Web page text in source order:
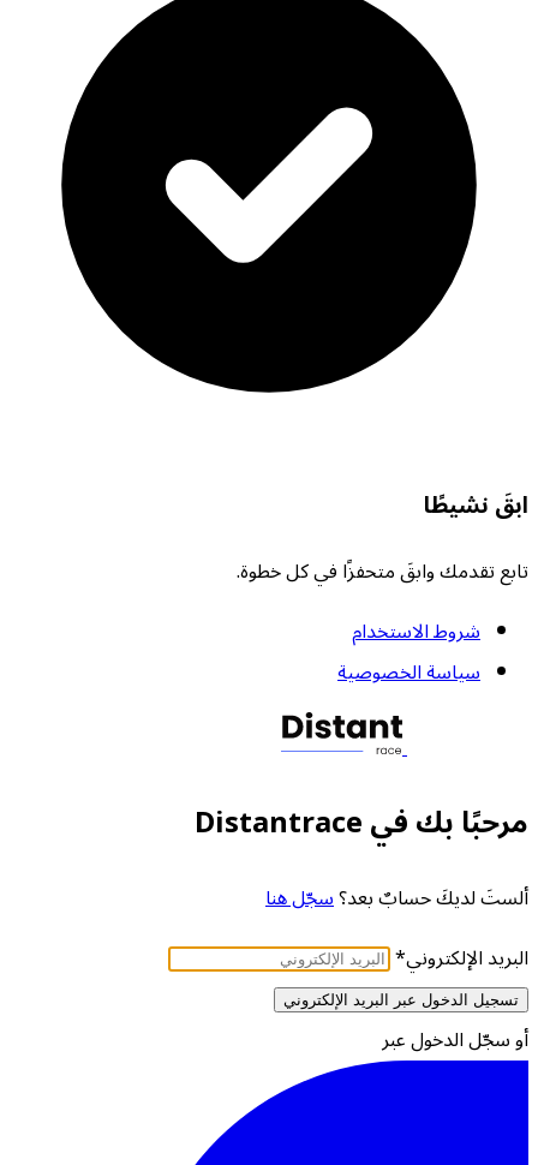
ابقَ نشيطًا
تابع تقدمك وابقَ متحفزًا في كل خطوة.
شروط الاستخدام
سياسة الخصوصية
مرحبًا بك في Distantrace
ألستَ لديكَ حسابٌ بعد؟سجّل هنا
البريد الإلكتروني*
تسجيل الدخول عبر البريد الإلكتروني
أو سجّل الدخول عبر